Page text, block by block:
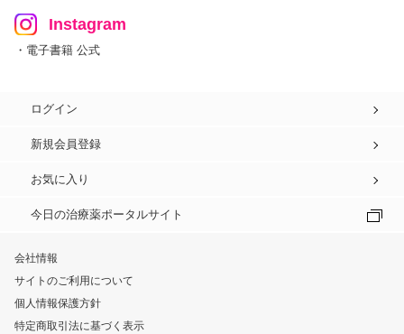
Instagram
・電子書籍 公式
ログイン
新規会員登録
お気に入り
今日の治療薬ポータルサイト
会社情報
サイトのご利用について
個人情報保護方針
特定商取引法に基づく表示